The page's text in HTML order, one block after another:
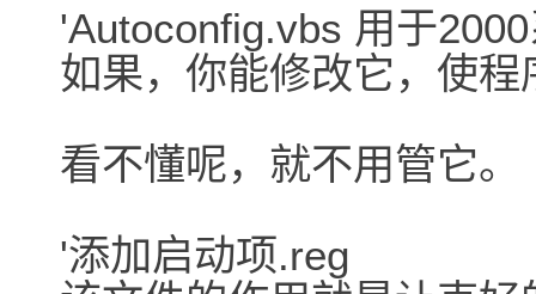
'Autoconfig.vbs 用于
如果，你能修改它，使
看不懂呢，就不用管它。
'添加启动项.reg